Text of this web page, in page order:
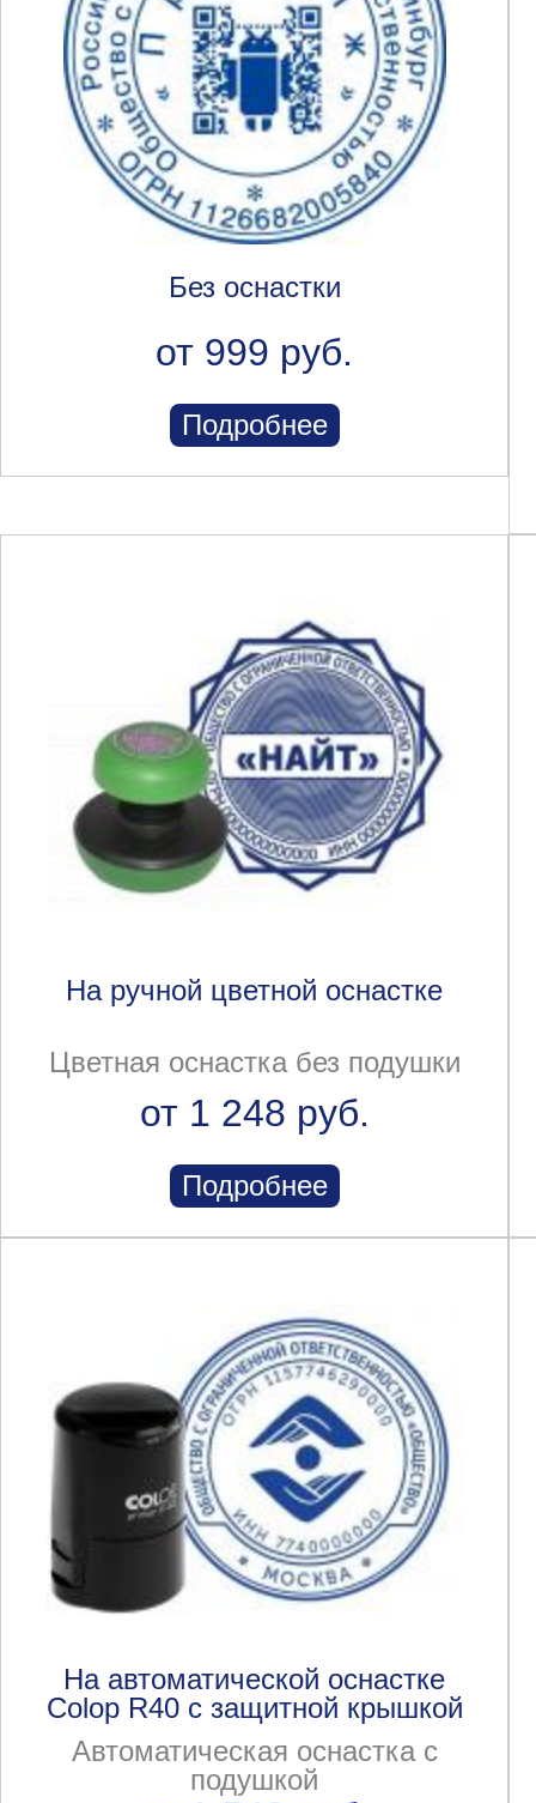
Без оснастки
от 999 руб.
Подробнее
На ручной цветной оснастке
Цветная оснастка без подушки
от 1 248 руб.
Подробнее
На автоматической оснастке
Colop R40 с защитной крышкой
Автоматическая оснастка с
подушкой